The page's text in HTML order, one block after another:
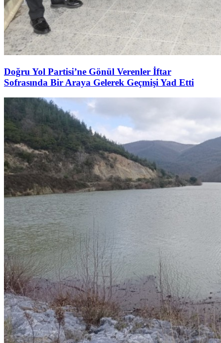
Doğru Yol Partisi’ne Gönül Verenler İftar
Sofrasında Bir Araya Gelerek Geçmişi Yad Etti